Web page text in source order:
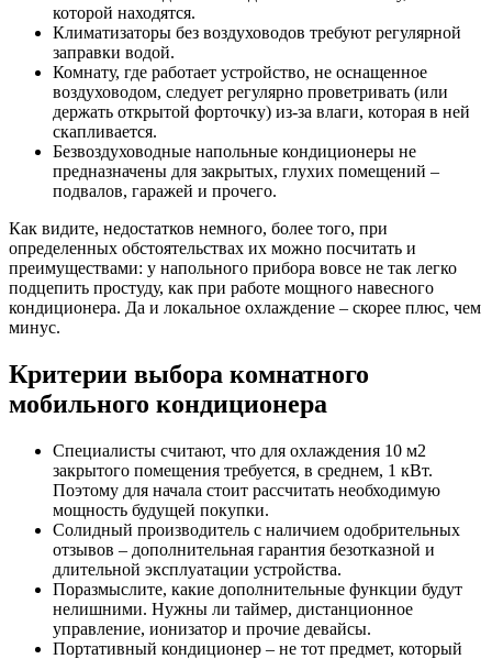
которой находятся.
Климатизаторы без воздуховодов требуют регулярной
заправки водой.
Комнату, где работает устройство, не оснащенное
воздуховодом, следует регулярно проветривать (или
держать открытой форточку) из-за влаги, которая в ней
скапливается.
Безвоздуховодные напольные кондиционеры не
предназначены для закрытых, глухих помещений –
подвалов, гаражей и прочего.
Как видите, недостатков немного, более того, при
определенных обстоятельствах их можно посчитать и
преимуществами: у напольного прибора вовсе не так легко
подцепить простуду, как при работе мощного навесного
кондиционера. Да и локальное охлаждение – скорее плюс, чем
минус.
Критерии выбора комнатного
мобильного кондиционера
Специалисты считают, что для охлаждения 10 м2
закрытого помещения требуется, в среднем, 1 кВт.
Поэтому для начала стоит рассчитать необходимую
мощность будущей покупки.
Солидный производитель с наличием одобрительных
отзывов – дополнительная гарантия безотказной и
длительной эксплуатации устройства.
Поразмыслите, какие дополнительные функции будут
нелишними. Нужны ли таймер, дистанционное
управление, ионизатор и прочие девайсы.
Портативный кондиционер – не тот предмет, который